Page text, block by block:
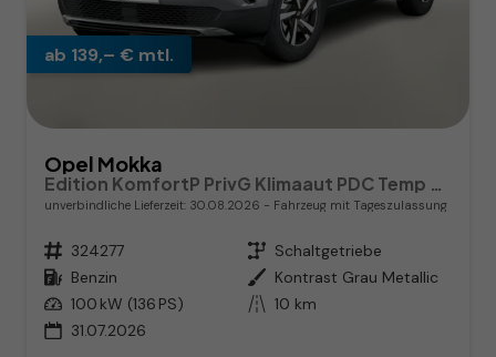
ab 139,– € mtl.
Opel Mokka
unverbindliche Lieferzeit: 30.08.2026 Fahrzeug mit Tageszulassung
Fahrzeugnr. 324277 Getriebe Schaltgetriebe
Kraftstoff Benzin Außenfarbe Kontrast Grau Metallic
Leistung 100 kW (136 PS) Kilometerstand 10 km
31.07.2026